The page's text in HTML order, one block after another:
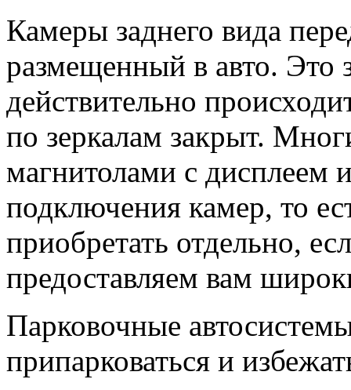
Камеры заднего вида
размещенный в авто. Это
действительно
по зеркалам закрыт.
магнитолами с дисплеем
подключения камер, то
приобретать отдельно,
предоставляем вам
Парковочные
припарковаться и